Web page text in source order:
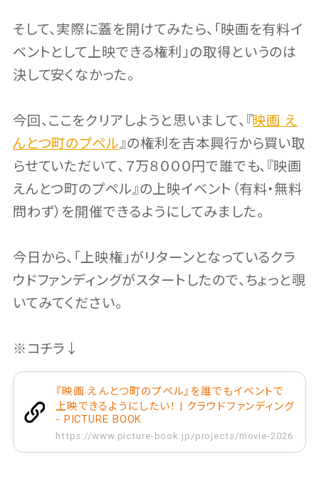
そして、実際に蓋を開けてみたら、「映画を有料イ
ベントとして上映できる権利」の取得というのは
決して安くなかった。
今回、ここをクリアしようと思いまして、『映画 え
んとつ町のプペル』の権利を吉本興行から買い取
らせていただいて、７万８０００円で誰でも、『映画
えんとつ町のプペル』の上映イベント（有料・無料
問わず）を開催できるようにしてみました。
今日から、「上映権」がリターンとなっているクラ
ウドファンディングがスタートしたので、ちょっと覗
いてみてください。
※コチラ↓
『映画 えんとつ町のプペル』を誰でもイベントで
上映できるようにしたい！ | クラウドファンディング
- PICTURE BOOK
https://www.picture-book.jp/projects/movie-2026